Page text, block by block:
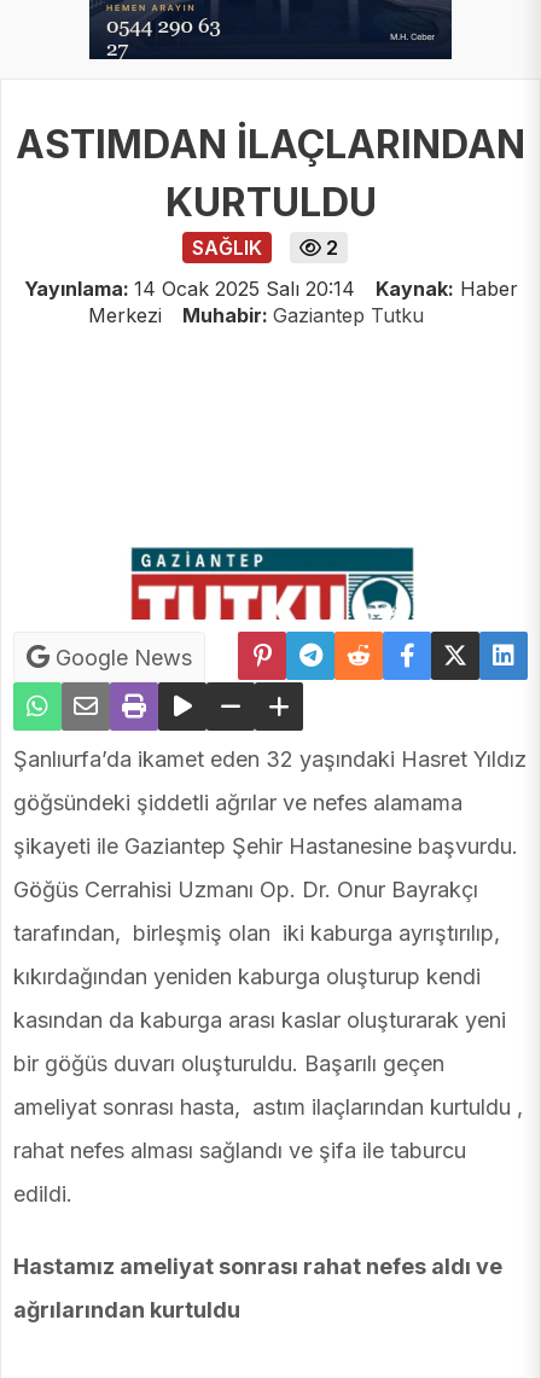
ASTIMDAN İLAÇLARINDAN
KURTULDU
SAĞLIK
2
Yayınlama: 14 Ocak 2025 Salı 20:14 Kaynak: Haber
Merkezi
Muhabir: Gaziantep Tutku
Google News
Şanlıurfa’da ikamet eden 32 yaşındaki Hasret Yıldız
göğsündeki şiddetli ağrılar ve nefes alamama
şikayeti ile Gaziantep Şehir Hastanesine başvurdu.
Göğüs Cerrahisi Uzmanı Op. Dr. Onur Bayrakçı
tarafından, birleşmiş olan iki kaburga ayrıştırılıp,
kıkırdağından yeniden kaburga oluşturup kendi
kasından da kaburga arası kaslar oluşturarak yeni
bir göğüs duvarı oluşturuldu. Başarılı geçen
ameliyat sonrası hasta, astım ilaçlarından kurtuldu ,
rahat nefes alması sağlandı ve şifa ile taburcu
edildi.
Hastamız ameliyat sonrası rahat nefes aldı ve
ağrılarından kurtuldu